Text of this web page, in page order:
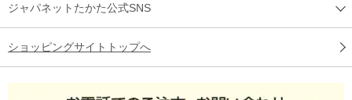
ジャパネットたかた公式SNS
ショッピングサイトトップへ